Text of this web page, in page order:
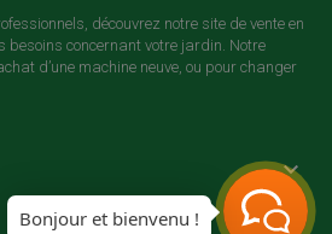
découvrez notre site de vente en
besoins concernant votre jardin. Notre
d’une machine neuve, ou pour changer

Bonjour et bienvenu !